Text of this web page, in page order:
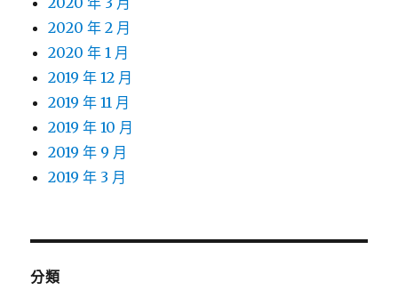
2020 年 2 月
2020 年 1 月
2019 年 12 月
2019 年 11 月
2019 年 10 月
2019 年 9 月
2019 年 3 月
分類